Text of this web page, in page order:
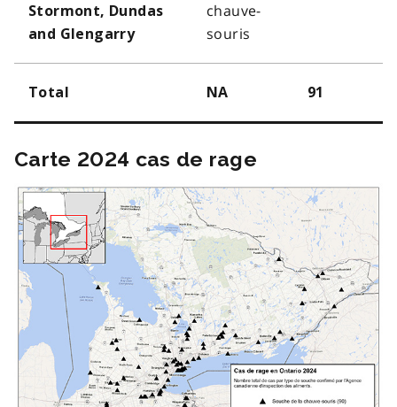
Stormont, Dundas
and Glengarry
chauve-
souris
Total NA 91
Carte 2024 cas de rage
Image